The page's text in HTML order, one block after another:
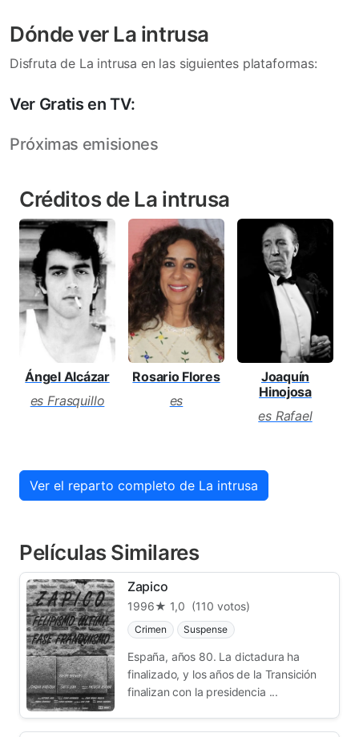
Dónde ver La intrusa
Disfruta de La intrusa en las siguientes plataformas:
Ver Gratis en TV:
Próximas emisiones
Créditos de La intrusa
Ángel Alcázar
es Frasquillo
Rosario Flores
es
Joaquín
Hinojosa
es Rafael
Ver el reparto completo de La intrusa
Películas Similares
Zapico
1996★ 1,0 (110 votos)
Crimen Suspense
España, años 80. La dictadura ha
finalizado, y los años de la Transición
finalizan con la presidencia ...